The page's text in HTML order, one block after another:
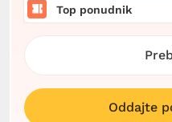
Top ponudnik
Oddajte